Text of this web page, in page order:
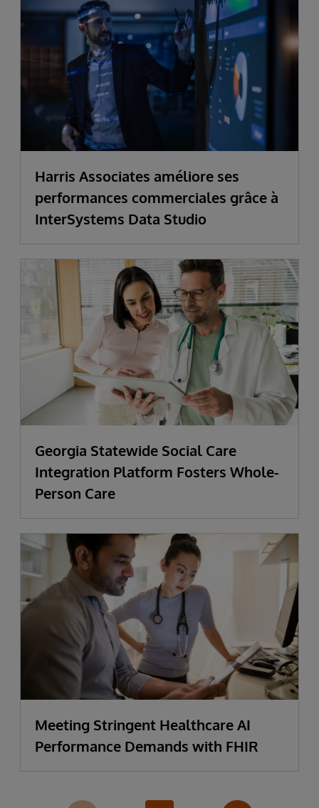
Harris Associates améliore ses
performances commerciales grâce à
InterSystems Data Studio
Georgia Statewide Social Care
Integration Platform Fosters Whole-
Person Care
Meeting Stringent Healthcare AI
Performance Demands with FHIR